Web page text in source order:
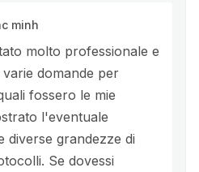
minh
molto professionale e
domande per
fossero le mie
l'eventuale
diverse grandezze di
Se dovessi